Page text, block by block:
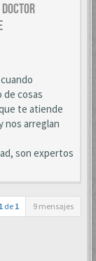
de cosas
te atiende
nos arreglan
son expertos
1 de 1 9 mensajes